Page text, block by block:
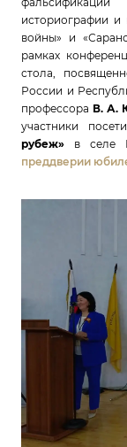
историографии и
войны» и
рамках
стола,
России и
профессора В. А.
участники
рубеж» в селе
преддверии